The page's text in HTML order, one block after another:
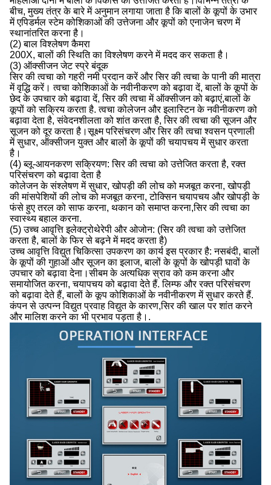
बीच, मुख्य तंत्र के बारे में अनुमान लगाया जाता है कि बालों के कूपों के उभार
में एपिडर्मल स्टेम कोशिकाओं की उत्तेजना और कूपों को एनाजेन चरण में
स्थानांतरित करना है।
(2) बाल विश्लेषण कैमरा
200X, बालों की स्थिति का विश्लेषण करने में मदद कर सकता है।
(3) ऑक्सीजन जेट स्प्रे बंदूक
सिर की त्वचा को गहरी नमी प्रदान करें और सिर की त्वचा के पानी की मात्रा
में वृद्धि करें। त्वचा कोशिकाओं के नवीनीकरण को बढ़ावा दें, बालों के कूपों के
छेद के उपचार को बढ़ावा दें, सिर की त्वचा में ऑक्सीजन को बढ़ाएं,बालों के
कूपों को सक्रिय करता है. त्वचा कोलेजन और इलास्टिन के नवीनीकरण को
बढ़ावा देता है, संवेदनशीलता को शांत करता है, सिर की त्वचा की सूजन और
सूजन को दूर करता है।सूक्ष्म परिसंचरण और सिर की त्वचा श्वसन प्रणाली
में सुधार, ऑक्सीजन युक्त और बालों के कूपों की चयापचय में सुधार करता
है।
(4) ब्लू-आयनकरण सक्रियण: सिर की त्वचा को उत्तेजित करता है, रक्त
परिसंचरण को बढ़ावा देता है
कोलेजन के संश्लेषण में सुधार, खोपड़ी की लोच को मजबूत करना, खोपड़ी
की मांसपेशियों की लोच को मजबूत करना, टोक्सिन चयापचय और खोपड़ी के
फंसे हुए तरल को साफ करना, थकान को समाप्त करना,सिर की त्वचा का
स्वास्थ्य बहाल करना.
(5) उच्च आवृत्ति इलेक्ट्रोथेरेपी और ओजोन: (सिर की त्वचा को उत्तेजित
करता है, बालों के फिर से बढ़ने में मदद करता है)
उच्च आवृत्ति विद्युत चिकित्सा उपकरण का कार्य इस प्रकार है: नसबंदी, बालों
के कूपों की गुहाओं और सूजन का इलाज, बालों के कूपों के खोपड़ी घावों के
उपचार को बढ़ावा देना।सीबम के अत्यधिक स्राव को कम करना और
समायोजित करना, चयापचय को बढ़ावा देते हैं. लिम्फ और रक्त परिसंचरण
को बढ़ावा देते हैं, बालों के कूप कोशिकाओं के नवीनीकरण में सुधार करते हैं.
कंपन से उत्पन्न विद्युत प्रवाह विद्युत के कारण,सिर की खाल पर शांत करने
और मालिश करने का भी प्रभाव पड़ता है।.